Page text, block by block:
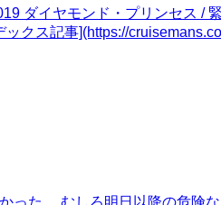
ダイヤモンド・プリンセス /
ックス記事](https://
った。 むしろ明日以降の危